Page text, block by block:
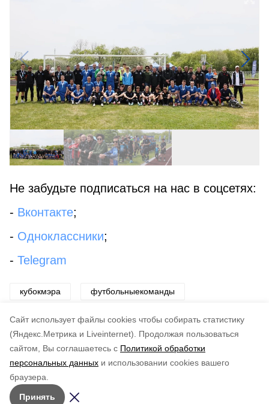
Cайт использует файлы cookies чтобы собирать статистику
(Яндекс.Метрика и Liveinternet).
Продолжая пользоваться
сайтом, Вы соглашаетесь с Политикой обработки
персональных данных и использовании cookies вашего
браузера.
Принять
Не забудьте подписаться на нас в соцсетях:
- Вконтакте;
- Одноклассники;
- Telegram
кубокмэра футбольныекоманды
городскойстадион
по оценке
5